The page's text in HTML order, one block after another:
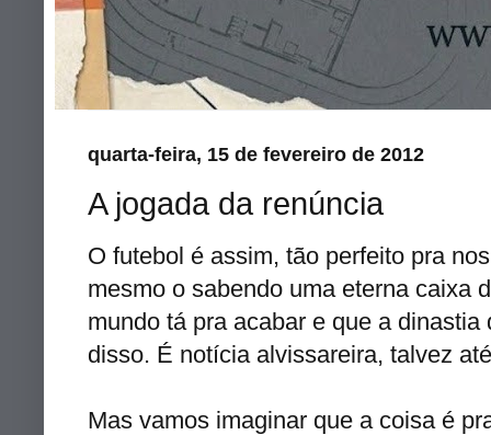
quarta-feira, 15 de fevereiro de 2012
A jogada da renúncia
O futebol é assim, tão perfeito pra
mesmo o sabendo uma eterna caixa
mundo tá pra acabar e que a
disso. É notícia alvissareira, talvez
Mas vamos imaginar que a coisa é